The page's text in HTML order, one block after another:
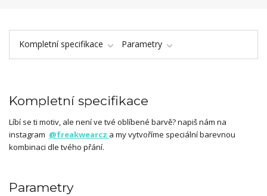
Kompletní specifikace Parametry
Kompletní specifikace
Líbí se ti motiv, ale není ve tvé oblíbené barvě? napiš nám na
instagram @freakwearcz a my vytvoříme speciální barevnou
kombinaci dle tvého přání.
Parametry